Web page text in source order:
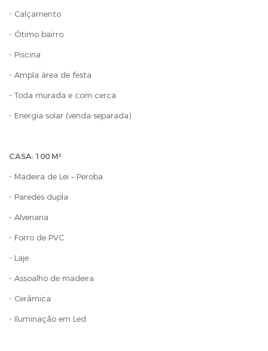
- Calçamento
- Ótimo bairro
- Piscina
- Ampla área de festa
- Toda murada e com cerca
- Energia solar (venda separada)
CASA: 100 M²
- Madeira de Lei – Peroba
- Paredes dupla
- Alvenaria
- Forro de PVC
- Laje
- Assoalho de madeira
- Cerâmica
- Iluminação em Led